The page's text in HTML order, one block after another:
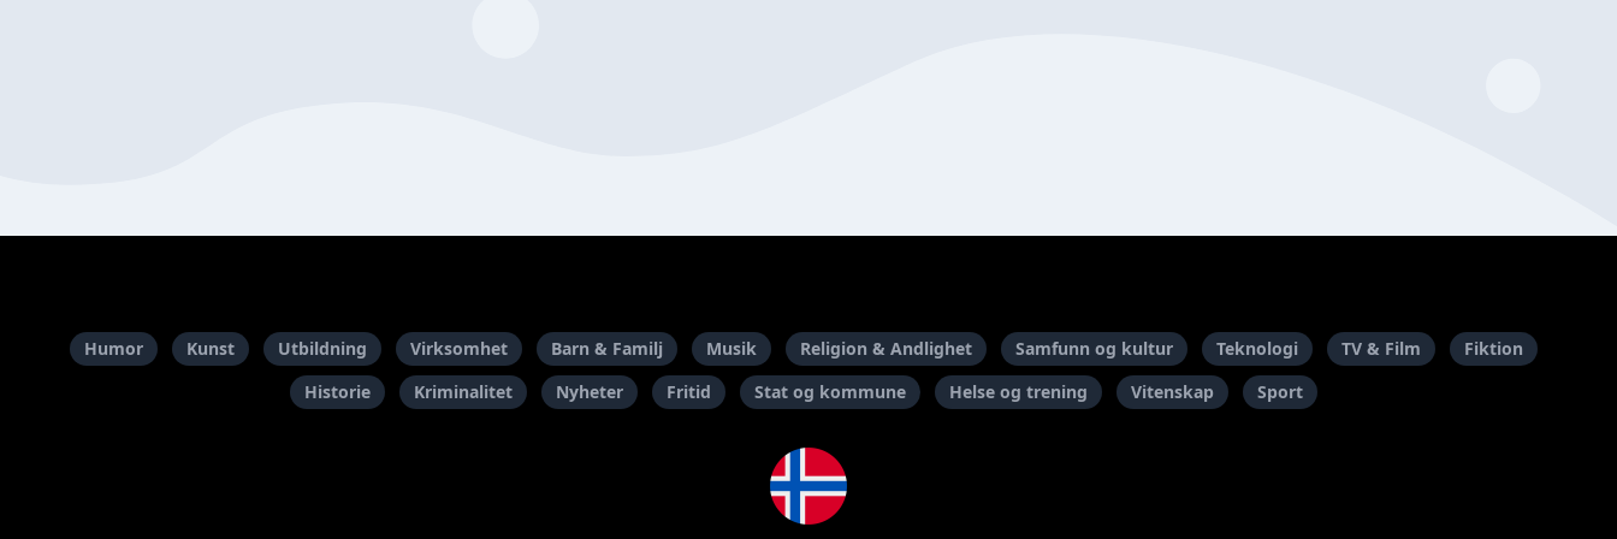
Humor Kunst Utbildning Virksomhet Barn & Familj Musik Religion & Andlighet Samfunn og kultur Teknologi TV & Film
Fiktion
Historie
Kriminalitet Nyheter Fritid Stat og kommune Helse og trening Vitenskap Sport